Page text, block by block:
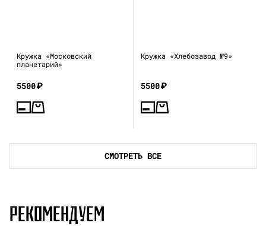
Кружка «Московский
планетарий»
5500₽
Кружка «Хлебозавод №9»
5500₽
СМОТРЕТЬ ВСЕ
РЕКОМЕНДУЕМ